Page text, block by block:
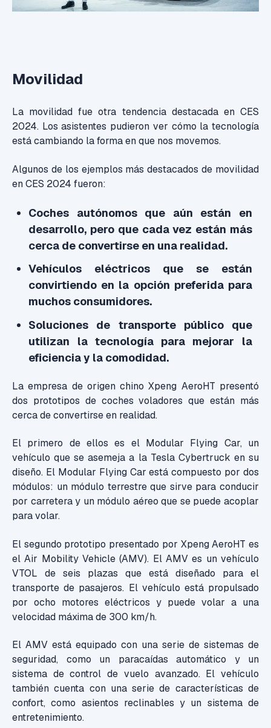
Movilidad
La movilidad fue otra tendencia destacada en CES
2024. Los asistentes pudieron ver cómo la tecnología
está cambiando la forma en que nos movemos.
Algunos de los ejemplos más destacados de movilidad
en CES 2024 fueron:
Coches autónomos que aún están en
desarrollo, pero que cada vez están más
cerca de convertirse en una realidad.
Vehículos eléctricos que se están
convirtiendo en la opción preferida para
muchos consumidores.
Soluciones de transporte público que
utilizan la tecnología para mejorar la
eficiencia y la comodidad.
La empresa de origen chino Xpeng AeroHT presentó
dos prototipos de coches voladores que están más
cerca de convertirse en realidad.
El primero de ellos es el Modular Flying Car, un
vehículo que se asemeja a la Tesla Cybertruck en su
diseño. El Modular Flying Car está compuesto por dos
módulos: un módulo terrestre que sirve para conducir
por carretera y un módulo aéreo que se puede acoplar
para volar.
El segundo prototipo presentado por Xpeng AeroHT es
el Air Mobility Vehicle (AMV). El AMV es un vehículo
VTOL de seis plazas que está diseñado para el
transporte de pasajeros. El vehículo está propulsado
por ocho motores eléctricos y puede volar a una
velocidad máxima de 300 km/h.
El AMV está equipado con una serie de sistemas de
seguridad, como un paracaídas automático y un
sistema de control de vuelo avanzado. El vehículo
también cuenta con una serie de características de
confort, como asientos reclinables y un sistema de
entretenimiento.